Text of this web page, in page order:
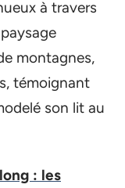
à travers
montagnes,
témoignant
son lit au
: les